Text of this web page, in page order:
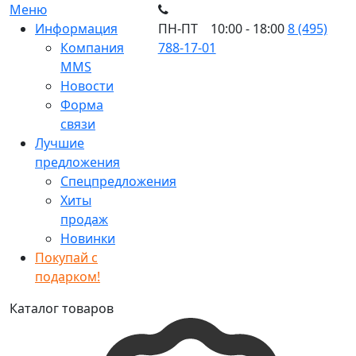
Меню
Информация
Компания
MMS
Новости
Форма
связи
Лучшие
предложения
Спецпредложения
Хиты
продаж
Новинки
Покупай с
подарком!
ПН-ПТ 10:00 - 18:008 (495)
788-17-01
Каталог товаров